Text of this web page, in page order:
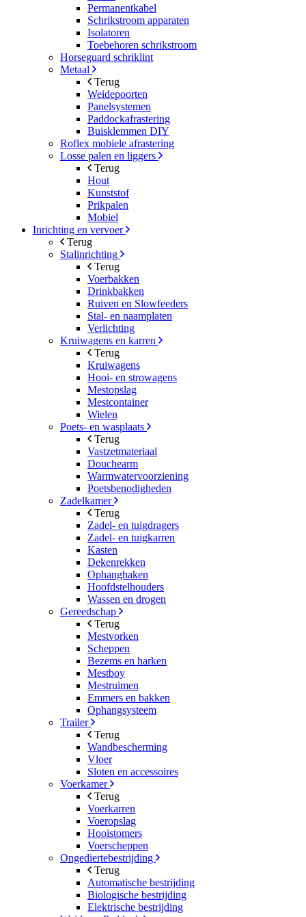
Permanentkabel
Schrikstroom apparaten
Isolatoren
Toebehoren schrikstroom
Horseguard schriklint
Metaal
Terug
Weidepoorten
Panelsystemen
Paddockafrastering
Buisklemmen DIY
Roflex mobiele afrastering
Losse palen en liggers
Terug
Hout
Kunststof
Prikpalen
Mobiel
Inrichting en vervoer
Terug
Stalinrichting
Terug
Voerbakken
Drinkbakken
Ruiven en Slowfeeders
Stal- en naamplaten
Verlichting
Kruiwagens en karren
Terug
Kruiwagens
Hooi- en strowagens
Mestopslag
Mestcontainer
Wielen
Poets- en wasplaats
Terug
Vastzetmateriaal
Douchearm
Warmwatervoorziening
Poetsbenodigheden
Zadelkamer
Terug
Zadel- en tuigdragers
Zadel- en tuigkarren
Kasten
Dekenrekken
Ophanghaken
Hoofdstelhouders
Wassen en drogen
Gereedschap
Terug
Mestvorken
Scheppen
Bezems en harken
Mestboy
Mestruimen
Emmers en bakken
Ophangsysteem
Trailer
Terug
Wandbescherming
Vloer
Sloten en accessoires
Voerkamer
Terug
Voerkarren
Voeropslag
Hooistomers
Voerscheppen
Ongediertebestrijding
Terug
Automatische bestrijding
Biologische bestrijding
Elektrische bestrijding